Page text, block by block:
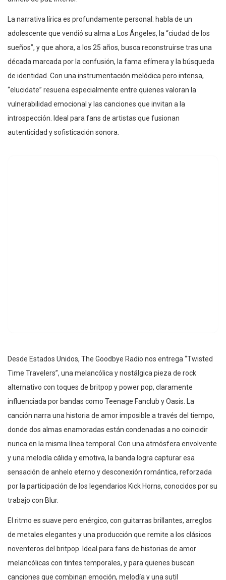
La narrativa lírica es profundamente personal: habla de un
adolescente que vendió su alma a Los Ángeles, la “ciudad de los
sueños”, y que ahora, a los 25 años, busca reconstruirse tras una
década marcada por la confusión, la fama efímera y la búsqueda
de identidad. Con una instrumentación melódica pero intensa,
“elucidate” resuena especialmente entre quienes valoran la
vulnerabilidad emocional y las canciones que invitan a la
introspección. Ideal para fans de artistas que fusionan
autenticidad y sofisticación sonora.
Desde Estados Unidos, The Goodbye Radio nos entrega “Twisted
Time Travelers”, una melancólica y nostálgica pieza de rock
alternativo con toques de britpop y power pop, claramente
influenciada por bandas como Teenage Fanclub y Oasis. La
canción narra una historia de amor imposible a través del tiempo,
donde dos almas enamoradas están condenadas a no coincidir
nunca en la misma línea temporal. Con una atmósfera envolvente
y una melodía cálida y emotiva, la banda logra capturar esa
sensación de anhelo eterno y desconexión romántica, reforzada
por la participación de los legendarios Kick Horns, conocidos por su
trabajo con Blur.
El ritmo es suave pero enérgico, con guitarras brillantes, arreglos
de metales elegantes y una producción que remite a los clásicos
noventeros del britpop. Ideal para fans de historias de amor
melancólicas con tintes temporales, y para quienes buscan
canciones que combinan emoción, melodía y una sutil